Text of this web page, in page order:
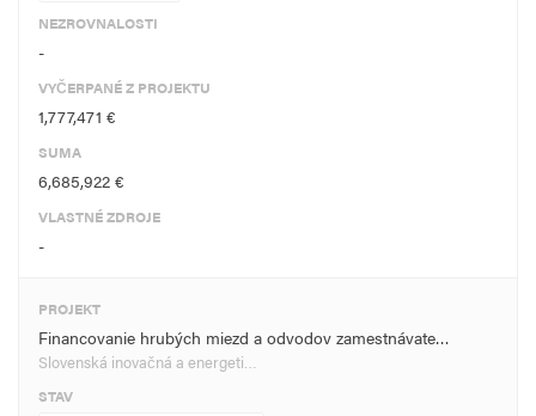
NEZROVNALOSTI
-
VYČERPANÉ Z PROJEKTU
1,777,471 €
SUMA
6,685,922 €
VLASTNÉ ZDROJE
-
PROJEKT
Financovanie hrubých miezd a odvodov zamestnávate…
Slovenská inovačná a energeti…
STAV